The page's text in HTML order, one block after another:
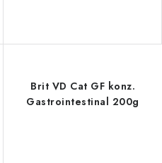
Brit VD Cat GF konz.
Gastrointestinal 200g